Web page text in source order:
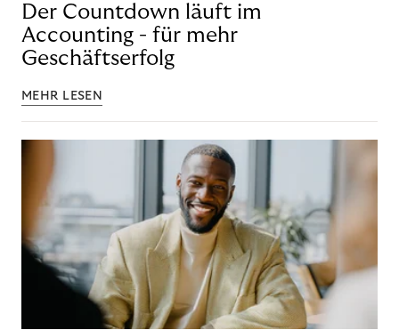
Der Countdown läuft im
Accounting - für mehr
Geschäftserfolg
MEHR LESEN